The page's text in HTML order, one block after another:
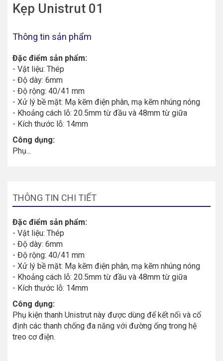
Kẹp Unistrut 01
Thông tin sản phẩm
Đặc điểm sản phẩm:
- Vật liệu: Thép
- Độ dày: 6mm
- Độ rộng: 40/41 mm
- Xử lý bề mặt: Mạ kẽm điện phân, mạ kẽm nhúng nóng
- Khoảng cách lỗ: 20.5mm từ đầu và 48mm từ giữa
- Kích thước lỗ: 14mm
Công dụng:
Phụ...
THÔNG TIN CHI TIẾT
Đặc điểm sản phẩm:
- Vật liệu: Thép
- Độ dày: 6mm
- Độ rộng: 40/41 mm
- Xử lý bề mặt: Mạ kẽm điện phân, mạ kẽm nhúng nóng
- Khoảng cách lỗ: 20.5mm từ đầu và 48mm từ giữa
- Kích thước lỗ: 14mm
Công dụng:
Phụ kiện thanh Unistrut này được dùng để kết nối và cố
định các thanh chống đa năng với đường ống trong hệ
treo cơ điện.